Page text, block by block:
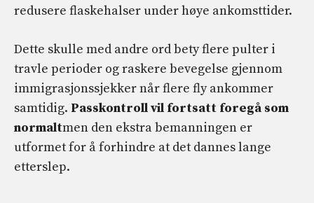
redusere flaskehalser under høye ankomsttider.
Dette skulle med andre ord bety flere pulter i
travle perioder og raskere bevegelse gjennom
immigrasjonssjekker når flere fly ankommer
samtidig. Passkontroll vil fortsatt foregå som
normaltmen den ekstra bemanningen er
utformet for å forhindre at det dannes lange
etterslep.